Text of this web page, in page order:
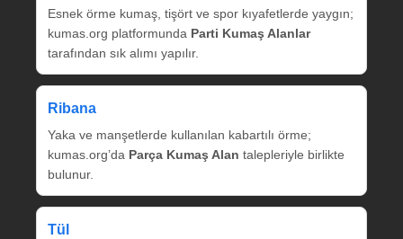
Esnek örme kumaş, tişört ve spor kıyafetlerde yaygın;
kumas.org platformunda Parti Kumaş Alanlar
tarafından sık alımı yapılır.
Ribana
Yaka ve manşetlerde kullanılan kabartılı örme;
kumas.org’da Parça Kumaş Alan talepleriyle birlikte
bulunur.
Tül